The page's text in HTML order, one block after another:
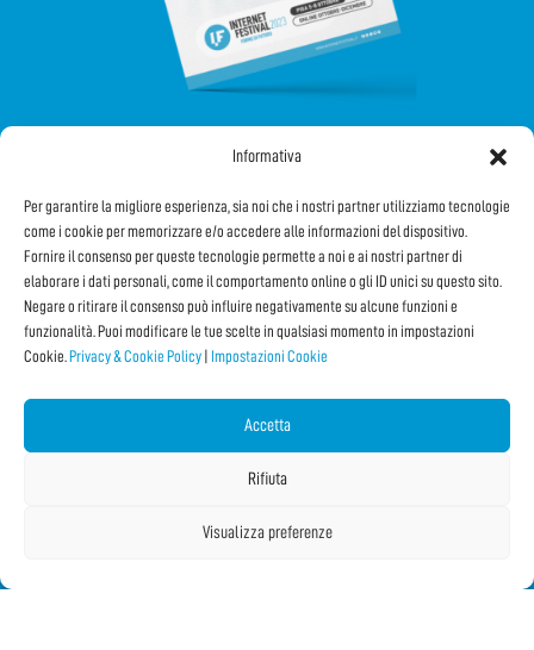
Informativa
Per garantire la migliore esperienza, sia noi che i nostri partner utilizziamo tecnologie
come i cookie per memorizzare e/o accedere alle informazioni del dispositivo.
Fornire il consenso per queste tecnologie permette a noi e ai nostri partner di
elaborare i dati personali, come il comportamento online o gli ID unici su questo sito.
Negare o ritirare il consenso può influire negativamente su alcune funzioni e
funzionalità. Puoi modificare le tue scelte in qualsiasi momento in impostazioni
Cookie. Privacy & Cookie Policy Impostazioni Cookie
Accetta
Rifiuta
Visualizza preferenze
SEGUICI SUI SOCIAL
Iscriviti alla Newsletter
CONDIVIDI QUESTA PAGINA!